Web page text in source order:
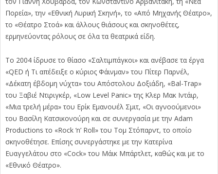
Πορεία», την «Εθνική Λυρική Σκηνή», το «Από Μηχανής Θέατρο»,
το «Θέατρο Στοά» και άλλους θιάσους και σκηνοθέτες,
ερμηνεύοντας ρόλους σε όλα τα θεατρικά είδη.
Το 2004 ίδρυσε το θίασο «Σαλτιμπάγκοι» και ανέβασε τα έργα
«QED ή Τι απέδειξε ο κύριος Φάινμαν» του Πίτερ Παρνέλ,
«Δέκατη έβδομη νύχτα» του Απόστολου Δοξιάδη, «Bal-Trap»
του Ξαβιέ Ντιριγκέρ, «Low Level Panic» της Κλερ Μακ Ιντάιρ,
«Μια τρελή μέρα» του Ερίκ Εμανουέλ Σμιτ, «Οι αγνοούμενοι»
του Βασίλη Κατσικονούρη και σε συνεργασία με την Adam
Productions το «Rock ‘n’ Roll» του Τομ Στόπαρντ, το οποίο
σκηνοθέτησε. Επίσης συνεργάστηκε με την Κατερίνα
Ευαγγελάτου στο «Cock» του Μάικ Μπάρτλετ, καθώς και με το
«Εθνικό Θέατρο».